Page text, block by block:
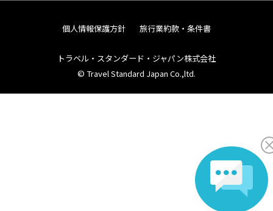
個人情報保護方針 旅行業約款・条件書
トラベル・スタンダード・ジャパン株式会社
© Travel Standard Japan Co.,ltd.